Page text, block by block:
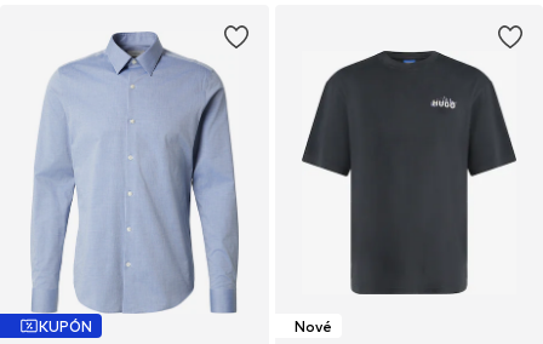
KUPÓN Nové